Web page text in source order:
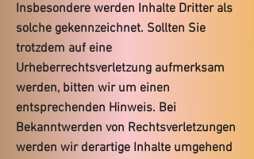
Insbesondere werden Inhalte Dritter als
solche gekennzeichnet. Sollten Sie
trotzdem auf eine
Urheberrechtsverletzung aufmerksam
werden, bitten wir um einen
entsprechenden Hinweis. Bei
Bekanntwerden von Rechtsverletzungen
werden wir derartige Inhalte umgehend